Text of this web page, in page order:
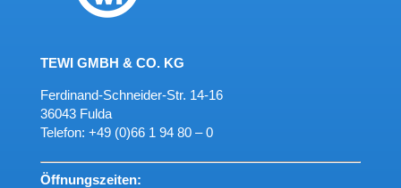
TEWI GMBH & CO. KG
Ferdinand-Schneider-Str. 14-16
36043 Fulda
Telefon: +49 (0)66 1 94 80 – 0
Öffnungszeiten: